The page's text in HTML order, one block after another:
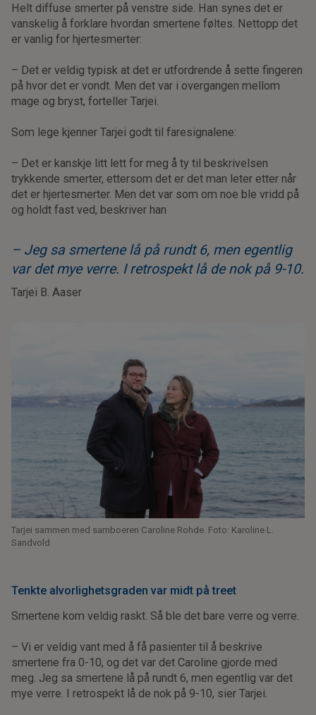
Helt diffuse smerter på venstre side. Han synes det er
vanskelig å forklare hvordan smertene føltes. Nettopp det
er vanlig for hjertesmerter:
– Det er veldig typisk at det er utfordrende å sette fingeren
på hvor det er vondt. Men det var i overgangen mellom
mage og bryst, forteller Tarjei.
Som lege kjenner Tarjei godt til faresignalene:
– Det er kanskje litt lett for meg å ty til beskrivelsen
trykkende smerter, ettersom det er det man leter etter når
det er hjertesmerter. Men det var som om noe ble vridd på
og holdt fast ved, beskriver han
– Jeg sa smertene lå på rundt 6, men egentlig
var det mye verre. I retrospekt lå de nok på 9-10.
Tarjei B. Aaser
Tarjei sammen med samboeren Caroline Rohde. Foto: Karoline L.
Sandvold
Tenkte alvorlighetsgraden var midt på treet
Smertene kom veldig raskt. Så ble det bare verre og verre.
– Vi er veldig vant med å få pasienter til å beskrive
smertene fra 0-10, og det var det Caroline gjorde med
meg. Jeg sa smertene lå på rundt 6, men egentlig var det
mye verre. I retrospekt lå de nok på 9-10, sier Tarjei.